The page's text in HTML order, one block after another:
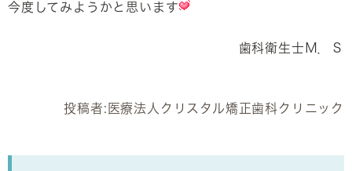
今度してみようかと思います
歯科衛生士Ｍ．Ｓ
投稿者: 医療法人クリスタル矯正歯科クリニック